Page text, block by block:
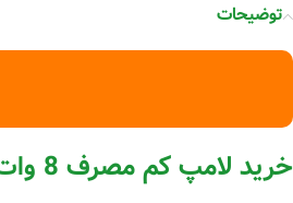
توضیحات
خرید لامپ کم مصرف 8 وات فیلیپس مدل تمام پیچ پایه E14